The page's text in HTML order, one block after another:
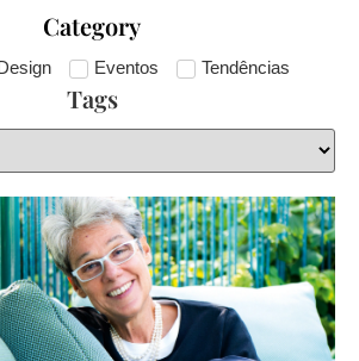
Category
Eventos Tendências
Tags